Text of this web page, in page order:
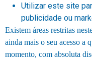
Utilizar este site
publicidade ou
Existem áreas restritas
ainda mais o seu acesso a
momento, com absoluta